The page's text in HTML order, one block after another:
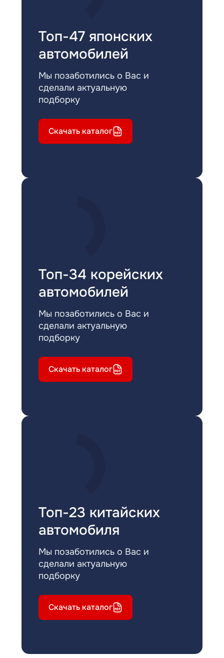
Топ-47 японских
автомобилей
Мы позаботились о Вас и
сделали актуальную
подборку
Скачать каталог
Топ-34 корейских
автомобилей
Мы позаботились о Вас и
сделали актуальную
подборку
Скачать каталог
Топ-23 китайских
автомобиля
Мы позаботились о Вас и
сделали актуальную
подборку
Скачать каталог